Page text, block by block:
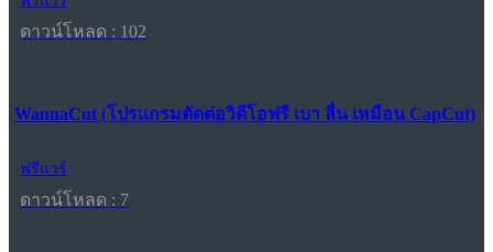
ดาวน์โหลด : 102
WannaCut (โปรแกรมตัดต่อวิดีโอฟรี เบา ลื่น เหมือน CapCut)
ฟรีแวร์
ดาวน์โหลด : 7